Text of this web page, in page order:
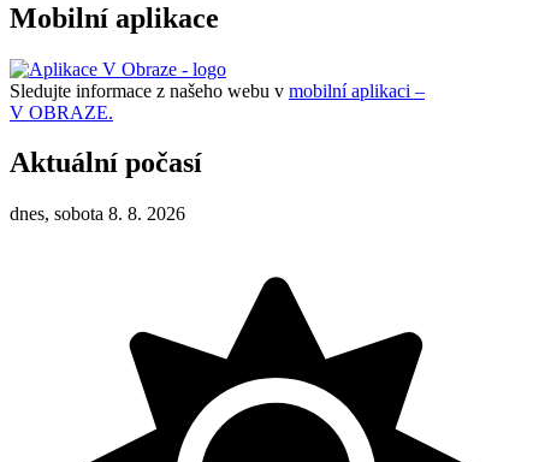
Mobilní aplikace
Sledujte informace z našeho webu v mobilní aplikaci –
V OBRAZE.
Aktuální počasí
dnes, sobota 8. 8. 2026